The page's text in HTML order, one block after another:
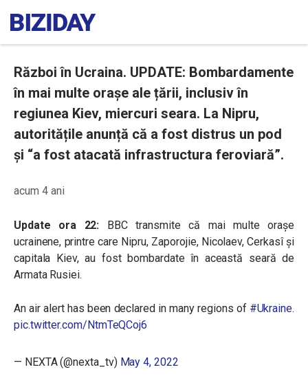
Război în Ucraina. UPDATE: Bombardamente
în mai multe orașe ale țării, inclusiv în
regiunea Kiev, miercuri seara. La Nipru,
autoritățile anunță că a fost distrus un pod
și “a fost atacată infrastructura feroviară”.
acum 4 ani
Update ora 22: BBC transmite că mai multe orașe
ucrainene, printre care Nipru, Zaporojie, Nicolaev, Cerkasî și
capitala Kiev, au fost bombardate în această seară de
Armata Rusiei.
An air alert has been declared in many regions of #Ukraine.
pic.twitter.com/NtmTeQCoj6
— NEXTA (@nexta_tv) May 4, 2022